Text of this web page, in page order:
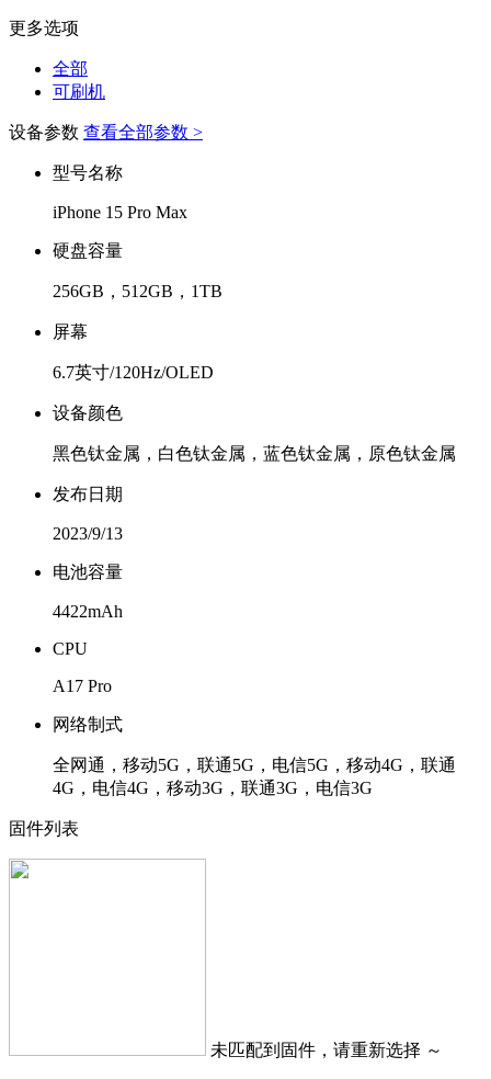
更多选项
全部
可刷机
设备参数 查看全部参数 >
型号名称
iPhone 15 Pro Max
硬盘容量
256GB，512GB，1TB
屏幕
6.7英寸/120Hz/OLED
设备颜色
黑色钛金属，白色钛金属，蓝色钛金属，原色钛金属
发布日期
2023/9/13
电池容量
4422mAh
CPU
A17 Pro
网络制式
全网通，移动5G，联通5G，电信5G，移动4G，联通
4G，电信4G，移动3G，联通3G，电信3G
固件列表
未匹配到固件，请重新选择 ～